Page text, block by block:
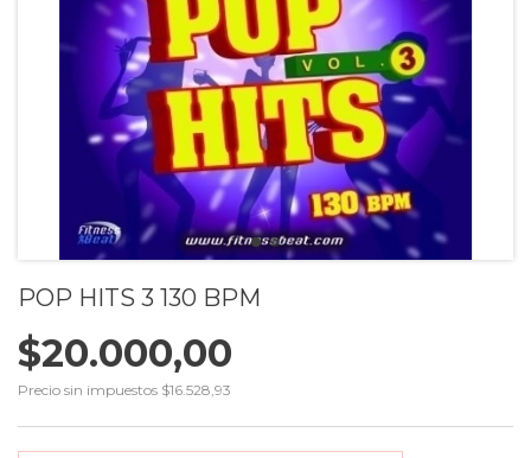
POP HITS 3 130 BPM
$20.000,00
Precio sin impuestos $16.528,93